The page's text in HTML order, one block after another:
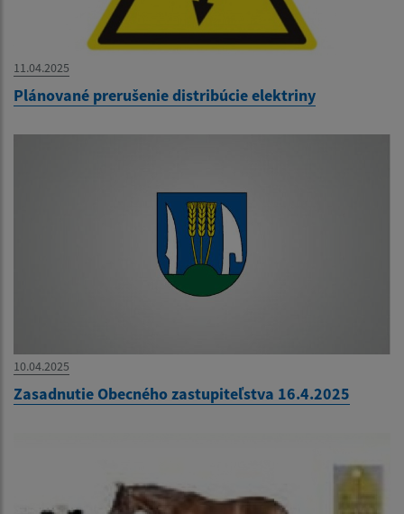
11.04.2025
Plánované prerušenie distribúcie elektriny
10.04.2025
Zasadnutie Obecného zastupiteľstva 16.4.2025